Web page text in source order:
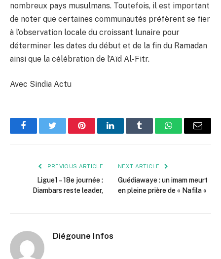
nombreux pays musulmans. Toutefois, il est important
de noter que certaines communautés préfèrent se fier
à l’observation locale du croissant lunaire pour
déterminer les dates du début et de la fin du Ramadan
ainsi que la célébration de l’Aïd Al-Fitr.
Avec Sindia Actu
FacebookTwitter PinterestLinkedInTumblr WhatsAppEmail
PREVIOUS ARTICLE
Ligue1 – 18e journée :
Diambars reste leader,
NEXT ARTICLE
Guédiawaye : un imam meurt
en pleine prière de « Nafila «
Diégoune Infos